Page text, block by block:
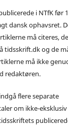
i NTfK før
dansk ophavsret.
må citeres,
tidsskrift.dk og de
må ikke
redaktøren.
flere separate
om ikke-eksklusiv